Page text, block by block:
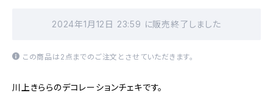
2024年1月12日 23:59 に販売終了しました
この商品は2点までのご注文とさせていただきます。
川上きららのデコレーションチェキです。